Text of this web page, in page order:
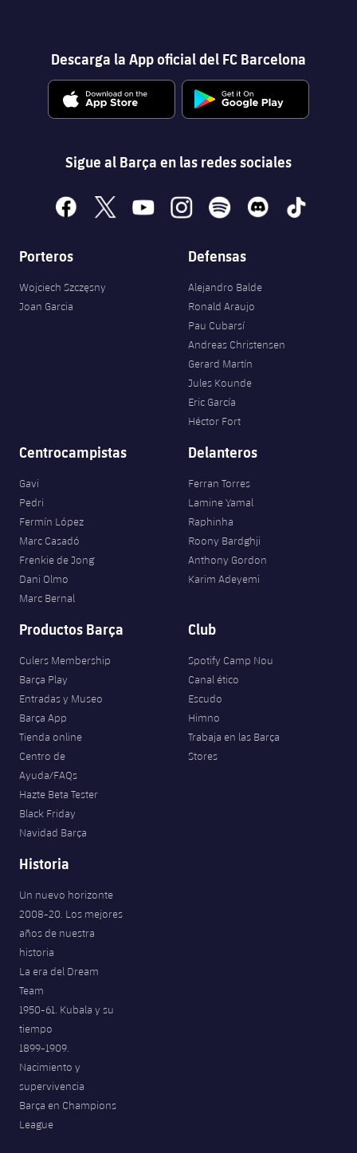
Descarga la App oficial del FC Barcelona
Sigue al Barça en las redes sociales
facebook
x youtubeinstagramspotify discord tiktok
Porteros
Wojciech Szczęsny
Joan Garcia
Defensas
Alejandro Balde
Ronald Araujo
Pau Cubarsí
Andreas Christensen
Gerard Martín
Jules Kounde
Eric García
Héctor Fort
Centrocampistas
Gavi
Pedri
Fermín López
Marc Casadó
Frenkie de Jong
Dani Olmo
Marc Bernal
Delanteros
Ferran Torres
Lamine Yamal
Raphinha
Roony Bardghji
Anthony Gordon
Karim Adeyemi
Productos Barça
Culers Membership
Barça Play
Entradas y Museo
Barça App
Tienda online
Centro de
Ayuda/FAQs
Hazte Beta Tester
Black Friday
Navidad Barça
Club
Spotify Camp Nou
Canal ético
Escudo
Himno
Trabaja en las Barça
Stores
Historia
Un nuevo horizonte
2008-20. Los mejores
años de nuestra
historia
La era del Dream
Team
1950-61. Kubala y su
tiempo
1899-1909.
Nacimiento y
supervivencia
Barça en Champions
League